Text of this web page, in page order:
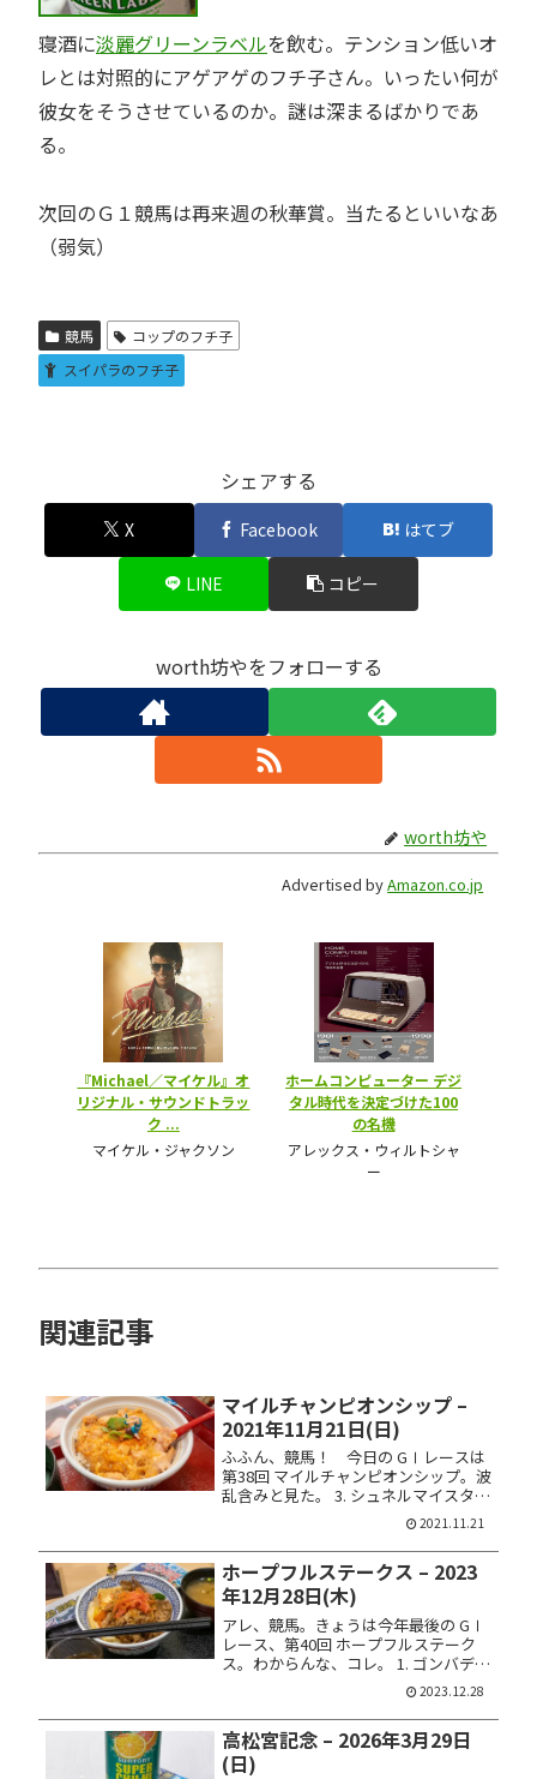
寝酒に淡麗グリーンラベルを飲む。テンション低いオ
レとは対照的にアゲアゲのフチ子さん。いったい何が
彼女をそうさせているのか。謎は深まるばかりであ
る。
次回のＧ１競馬は再来週の秋華賞。当たるといいなあ
（弱気）
競馬
コップのフチ子
スイパラのフチ子
シェアする
X Facebook はてブ
LINE コピー
worth坊やをフォローする
worth坊や
Advertised byAmazon.co.jp
関連記事
マイルチャンピオンシップ –
2021年11月21日(日)
ふふん、競馬！ 今日の GⅠレースは
第38回 マイルチャンピオンシップ。波
乱含みと見た。 3. シュネルマイスター
5. サウンドキアラ 7. インディチャンプ
9. グレナディアガーズ 12. グランアレ
グリア 馬券は馬連ＢＯＸ 10点馬...
2021.11.21
ホープフルステークス – 2023
年12月28日(木)
アレ、競馬。きょうは今年最後の GⅠ
レース、第40回 ホープフルステーク
ス。わからんな、コレ。 1. ゴンバデカ
ーブース 2. ヴェロキラプトル 6. シン
エンペラー 13. レガレイラ 16. センチ
ュリボンド 馬券は馬連ＢＯＸ 10点馬...
2023.12.28
高松宮記念 – 2026年3月29日
(日)